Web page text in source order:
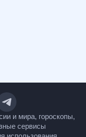
России и мира,
полезные сервисы